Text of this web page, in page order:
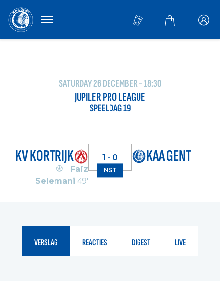
MENU
SATURDAY 26 DECEMBER - 18:30
JUPILER PRO LEAGUE
SPEELDAG 19
KV KORTRIJK
Faïz
Selemani 49'
1 - 0
NST
KAA GENT
VERSLAG REACTIES DIGEST LIVE